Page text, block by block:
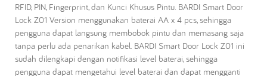
RFID, PIN, Fingerprint, dan Kunci Khusus Pintu. BARDI Smart Door
Lock Z01 Version menggunakan baterai AA x 4 pcs, sehingga
pengguna dapat langsung membobok pintu dan memasang saja
tanpa perlu ada penarikan kabel. BARDI Smart Door Lock Z01 ini
sudah dilengkapi dengan notifikasi level baterai, sehingga
pengguna dapat mengetahui level baterai dan dapat mengganti